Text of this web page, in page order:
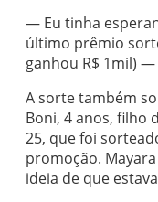
— Eu tinha
último prêmio
ganhou R$ 1mil)
A sorte também
Boni, 4 anos, filho
25, que foi
promoção.
ideia de que